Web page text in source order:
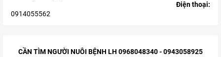
Điện thoại:
0914055562
CẦN TÌM NGƯỜI NUÔI BỆNH LH 0968048340 - 0943058925